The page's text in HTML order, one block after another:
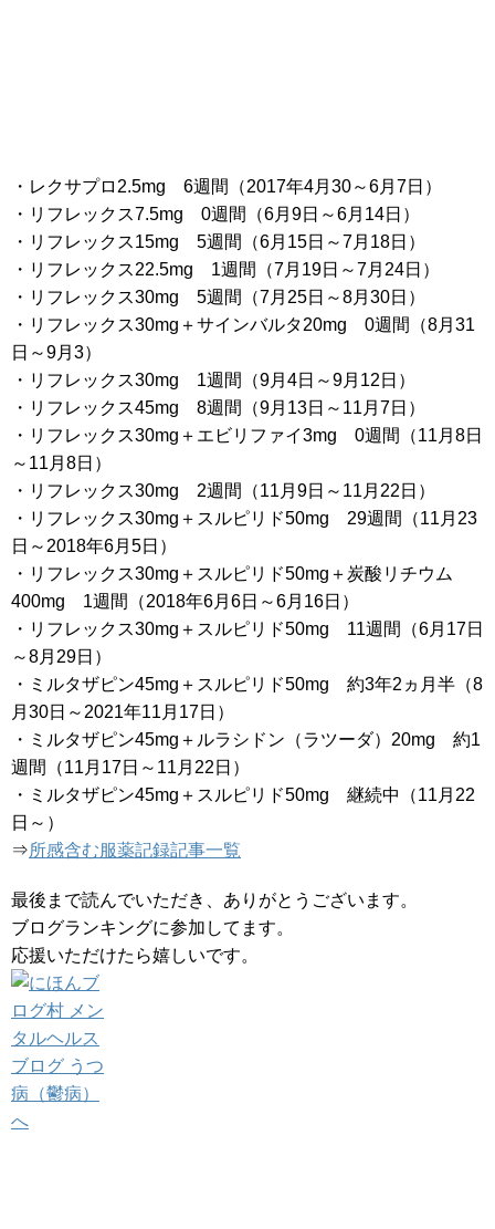
・レクサプロ2.5mg 6週間（2017年4月30～6月7日）
・リフレックス7.5mg 0週間（6月9日～6月14日）
・リフレックス15mg 5週間（6月15日～7月18日）
・リフレックス22.5mg 1週間（7月19日～7月24日）
・リフレックス30mg 5週間（7月25日～8月30日）
・リフレックス30mg＋サインバルタ20mg 0週間（8月31
日～9月3）
・リフレックス30mg 1週間（9月4日～9月12日）
・リフレックス45mg 8週間（9月13日～11月7日）
・リフレックス30mg＋エビリファイ3mg 0週間（11月8日
～11月8日）
・リフレックス30mg 2週間（11月9日～11月22日）
・リフレックス30mg＋スルピリド50mg 29週間（11月23
日～2018年6月5日）
・リフレックス30mg＋スルピリド50mg＋炭酸リチウム
400mg 1週間（2018年6月6日～6月16日）
・リフレックス30mg＋スルピリド50mg 11週間（6月17日
～8月29日）
・ミルタザピン45mg＋スルピリド50mg 約3年2ヵ月半（8
月30日～2021年11月17日）
・ミルタザピン45mg＋ルラシドン（ラツーダ）20mg 約1
週間（11月17日～11月22日）
・ミルタザピン45mg＋スルピリド50mg 継続中（11月22
日～）
⇒所感含む服薬記録記事一覧
最後まで読んでいただき、ありがとうございます。
ブログランキングに参加してます。
応援いただけたら嬉しいです。